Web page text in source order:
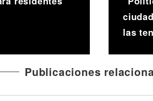
las
Publicaciones